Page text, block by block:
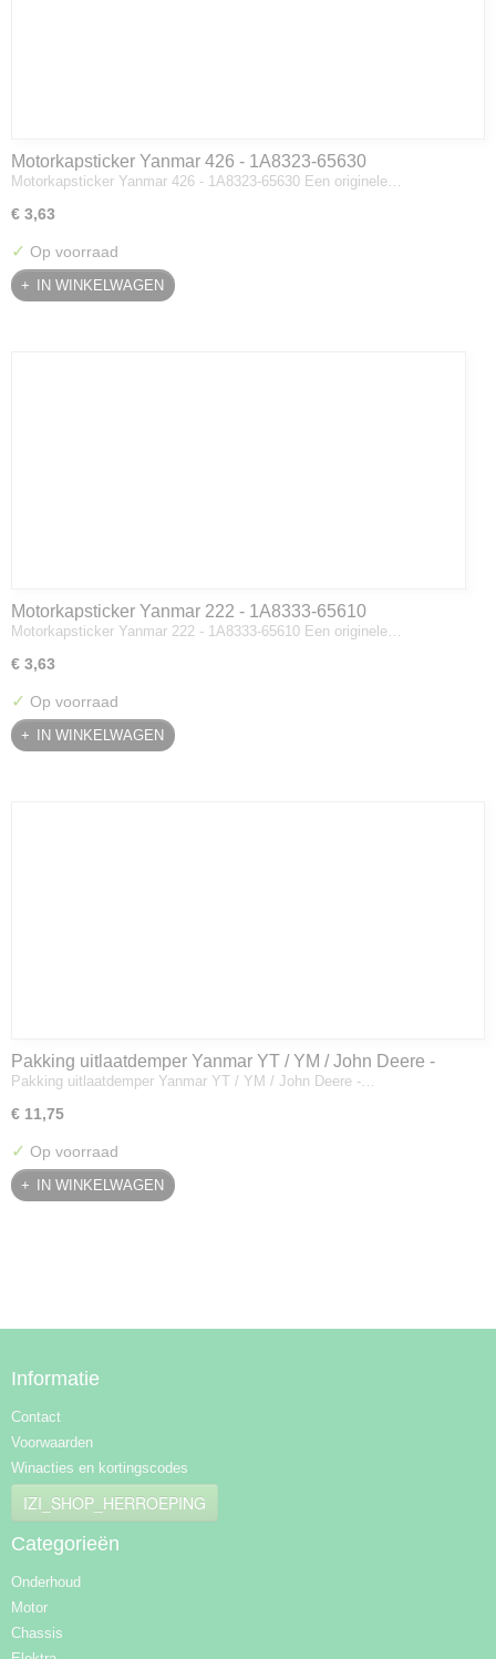
Motorkapsticker Yanmar 426 - 1A8323-65630
Motorkapsticker Yanmar 426 - 1A8323-65630 Een originele…
€ 3,63
✓ Op voorraad
IN WINKELWAGEN
Motorkapsticker Yanmar 222 - 1A8333-65610
Motorkapsticker Yanmar 222 - 1A8333-65610 Een originele…
€ 3,63
✓ Op voorraad
IN WINKELWAGEN
Pakking uitlaatdemper Yanmar YT / YM / John Deere -
128300-13230
Pakking uitlaatdemper Yanmar YT / YM / John Deere -…
€ 11,75
✓ Op voorraad
IN WINKELWAGEN
Informatie
Contact
Voorwaarden
Winacties en kortingscodes
IZI_SHOP_HERROEPING
Categorieën
Onderhoud
Motor
Chassis